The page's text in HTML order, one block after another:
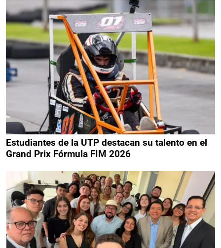
Estudiantes de la UTP destacan su talento en el
Grand Prix Fórmula FIM 2026